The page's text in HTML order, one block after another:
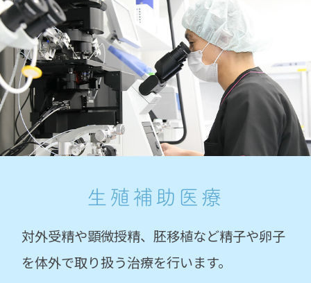
生殖補助医療
対外受精や顕微授精、胚移植など精子や卵子
を体外で取り扱う治療を行います。